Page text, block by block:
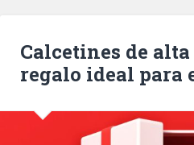
Calcetines de
regalo ideal para